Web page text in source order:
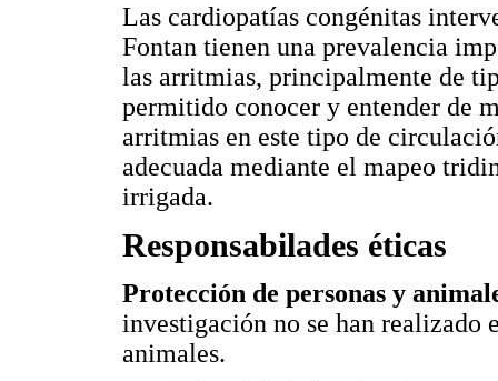
Las cardiopatías congénitas
Fontan tienen una prevalencia
las arritmias, principalmente de
permitido conocer y entender de
arritmias en este tipo de
adecuada mediante el mapeo
irrigada.
Responsabilades éticas
Protección de personas y
investigación no se han realizado
animales.